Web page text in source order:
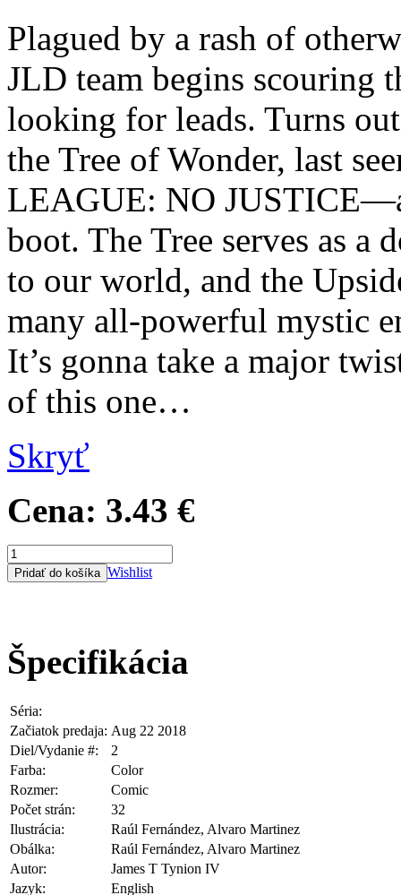
Plagued by a rash of
JLD team begins scouring
looking for leads. Turns
the Tree of Wonder, last
LEAGUE: NO
boot. The Tree serves as
to our world, and the
many all-powerful mystic
It’s gonna take a major
of this one…
Skryť
Cena: 3.43 €
Wishlist
Špecifikácia
Séria:
Začiatok predaja: Aug 22 2018
Diel/Vydanie #:
2
Farba:
Color
Rozmer:
Comic
Počet strán:
32
Ilustrácia:
Raúl Fernández, Alvaro Martinez
Obálka:
Raúl Fernández, Alvaro Martinez
Autor:
James T Tynion IV
Jazyk:
English